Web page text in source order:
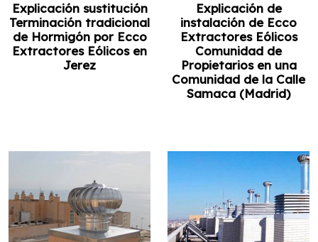
Explicación sustitución
Terminación tradicional
de Hormigón por Ecco
Extractores Eólicos en
Jerez
Explicación de
instalación de Ecco
Extractores Eólicos
Comunidad de
Propietarios en una
Comunidad de la Calle
Samaca (Madrid)